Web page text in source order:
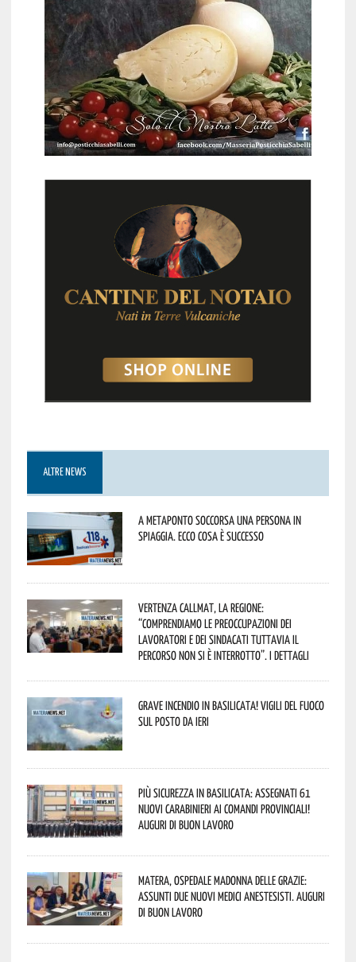
ALTRE NEWS
A Metaponto soccorsa una persona in
spiaggia. Ecco cosa è successo
Vertenza CallMat, la Regione:
“comprendiamo le preoccupazioni dei
lavoratori e dei sindacati tuttavia il
percorso non si è interrotto”. I dettagli
Grave incendio in Basilicata! Vigili del fuoco
sul posto da ieri
Più sicurezza in Basilicata: assegnati 61
nuovi Carabinieri ai Comandi provinciali!
Auguri di buon lavoro
Matera, Ospedale Madonna delle Grazie:
assunti due nuovi medici anestesisti. Auguri
di buon lavoro